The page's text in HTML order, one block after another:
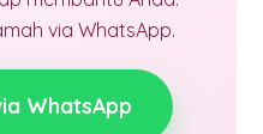
via WhatsApp.
WhatsApp